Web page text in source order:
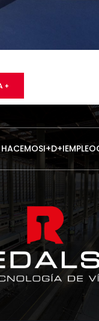
+
I+D+IEMPLEO